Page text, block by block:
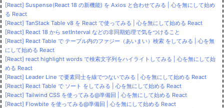
[React] Suspense(React 18 の新機能) を Axios と合わせてみる | 心を無にして始め
る React
[React] TanStack Table v8 を React で使ってみる | 心を無にして始める React
[React] React 18 から setInterval などの非同期処理で気をつけること
[React] React Table で テーブル内のファジー（あいまい）検索 をしてみる | 心を無
にして始める React
[React] react highlight words で検索文字列をハイライトしてみる | 心を無にして始
める React
[React] Leader Line で要素同士を線でつないでみる | 心を無にして始める React
[React] React Table で ソート をしてみる | 心を無にして始める React
[React] Tailwind CSS を使ってみる@準備回 | 心を無にして始める React
[React] Flowbite を使ってみる@準備回 | 心を無にして始める React